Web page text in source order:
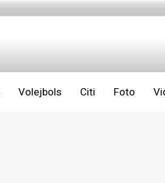
Volejbols Citi Foto